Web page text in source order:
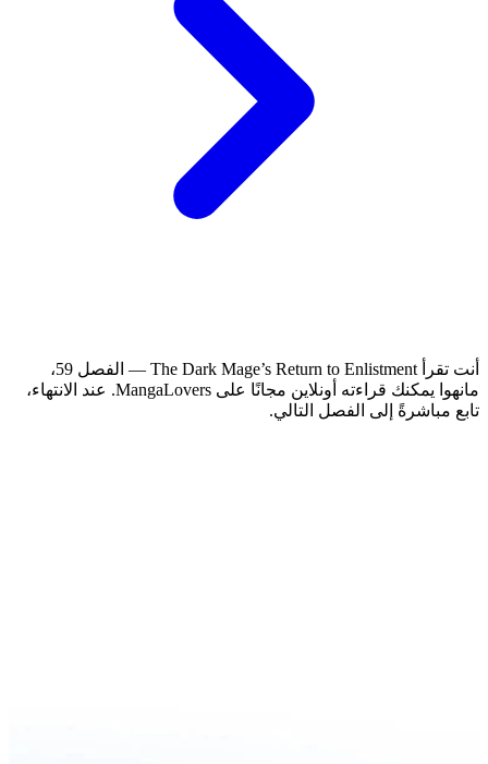
أنت تقرأ The Dark Mage’s Return to Enlistment — الفصل 59،
مانهوا يمكنك قراءته أونلاين مجانًا على MangaLovers.
عند الانتهاء،
تابع مباشرةً إلى الفصل التالي.